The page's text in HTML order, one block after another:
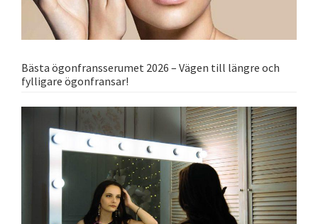
Bästa ögonfransserumet 2026 – Vägen till längre och
fylligare ögonfransar!